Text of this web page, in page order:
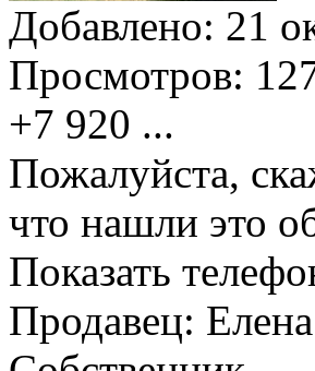
Добавлено: 21
Просмотров:
+7 920 ...
Пожалуйста,
что нашли это
Показать
Продавец: Елена